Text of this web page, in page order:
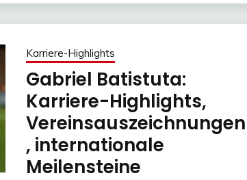
Karriere-Highlights
Gabriel Batistuta:
Karriere-Highlights,
Vereinsauszeichnungen
, internationale
Meilensteine